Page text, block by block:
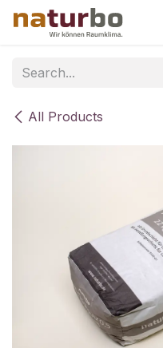
Skip to Content
All Products